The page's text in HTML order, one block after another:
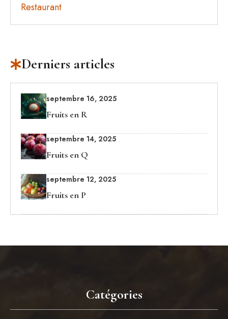
Restaurant
Derniers articles
septembre 16, 2025
Fruits en R
septembre 14, 2025
Fruits en Q
septembre 12, 2025
Fruits en P
Catégories